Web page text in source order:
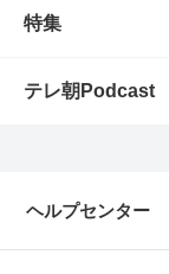
特集
テレ朝Podcast
ヘルプセンター